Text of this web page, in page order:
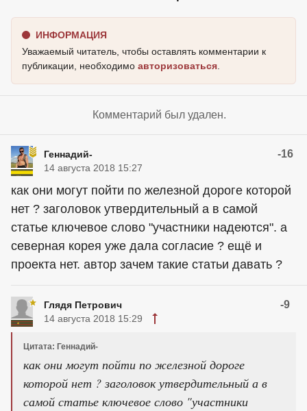
ИНФОРМАЦИЯ
Уважаемый читатель, чтобы оставлять комментарии к
публикации, необходимо авторизоваться
Комментарий был удален.
Геннадий- -16
14 августа 2018 15:27
как они могут пойти по железной дороге которой
нет ? заголовок утвердительный а в самой
статье ключевое слово "участники надеются". а
северная корея уже дала согласие ? ещё и
проекта нет. автор зачем такие статьи давать ?
Глядя Петрович -9
14 августа 2018 15:29
Цитата: Геннадий-
как они могут пойти по железной дороге
которой нет ? заголовок утвердительный а в
самой статье ключевое слово "участники